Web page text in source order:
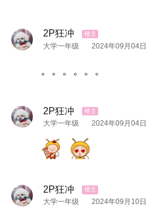
2P狂冲
大学一年级 2024年09月04日
。。。。。。
2P狂冲
大学一年级 2024年09月04日
2P狂冲
大学一年级 2024年09月10日